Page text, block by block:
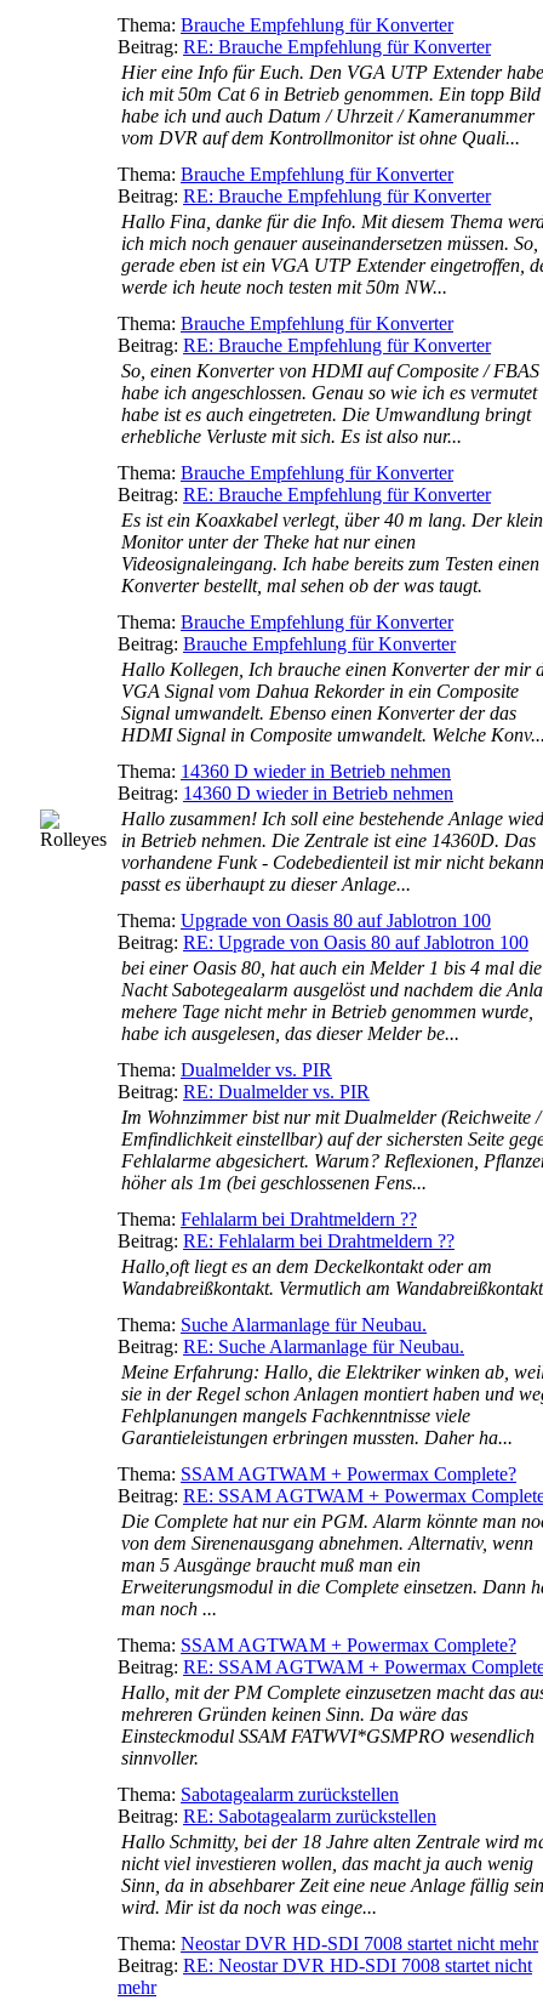
Thema: Brauche Empfehlung für Konverter
Beitrag: RE: Brauche Empfehlung für Konverter
Hier eine Info für Euch. Den VGA UTP Extender habe
ich mit 50m Cat 6 in Betrieb genommen. Ein topp Bild
habe ich und auch Datum / Uhrzeit / Kameranummer
vom DVR auf dem Kontrollmonitor ist ohne Quali...
Thema: Brauche Empfehlung für Konverter
Beitrag: RE: Brauche Empfehlung für Konverter
Hallo Fina, danke für die Info. Mit diesem Thema
ich mich noch genauer auseinandersetzen müssen. So,
gerade eben ist ein VGA UTP Extender eingetroffen,
werde ich heute noch testen mit 50m NW...
Thema: Brauche Empfehlung für Konverter
Beitrag: RE: Brauche Empfehlung für Konverter
So, einen Konverter von HDMI auf Composite / FBAS
habe ich angeschlossen. Genau so wie ich es vermutet
habe ist es auch eingetreten. Die Umwandlung bringt
erhebliche Verluste mit sich. Es ist also nur...
Thema: Brauche Empfehlung für Konverter
Beitrag: RE: Brauche Empfehlung für Konverter
Es ist ein Koaxkabel verlegt, über 40 m lang. Der
Monitor unter der Theke hat nur einen
Videosignaleingang. Ich habe bereits zum Testen einen
Konverter bestellt, mal sehen ob der was taugt.
Thema: Brauche Empfehlung für Konverter
Beitrag: Brauche Empfehlung für Konverter
Hallo Kollegen, Ich brauche einen Konverter der mir
VGA Signal vom Dahua Rekorder in ein Composite
Signal umwandelt. Ebenso einen Konverter der das
HDMI Signal in Composite umwandelt. Welche
Thema: 14360 D wieder in Betrieb nehmen
Beitrag: 14360 D wieder in Betrieb nehmen
Hallo zusammen! Ich soll eine bestehende Anlage
in Betrieb nehmen. Die Zentrale ist eine 14360D. Das
vorhandene Funk - Codebedienteil ist mir nicht
passt es überhaupt zu dieser Anlage...
Thema: Upgrade von Oasis 80 auf Jablotron 100
Beitrag: RE: Upgrade von Oasis 80 auf Jablotron 100
bei einer Oasis 80, hat auch ein Melder 1 bis 4 mal die
Nacht Sabotegealarm ausgelöst und nachdem die
mehere Tage nicht mehr in Betrieb genommen wurde,
habe ich ausgelesen, das dieser Melder be...
Thema: Dualmelder vs. PIR
Beitrag: RE: Dualmelder vs. PIR
Im Wohnzimmer bist nur mit Dualmelder (Reichweite /
Emfindlichkeit einstellbar) auf der sichersten Seite
Fehlalarme abgesichert. Warum? Reflexionen,
höher als 1m (bei geschlossenen Fens...
Thema: Fehlalarm bei Drahtmeldern ??
Beitrag: RE: Fehlalarm bei Drahtmeldern ??
Hallo,oft liegt es an dem Deckelkontakt oder am
Wandabreißkontakt. Vermutlich am
Thema: Suche Alarmanlage für Neubau.
Beitrag: RE: Suche Alarmanlage für Neubau.
Meine Erfahrung: Hallo, die Elektriker winken ab,
sie in der Regel schon Anlagen montiert haben und
Fehlplanungen mangels Fachkenntnisse viele
Garantieleistungen erbringen mussten. Daher ha...
Thema: SSAM AGTWAM + Powermax Complete?
Beitrag: RE: SSAM AGTWAM + Powermax
Die Complete hat nur ein PGM. Alarm könnte man
von dem Sirenenausgang abnehmen. Alternativ, wenn
man 5 Ausgänge braucht muß man ein
Erweiterungsmodul in die Complete einsetzen. Dann
man noch ...
Thema: SSAM AGTWAM + Powermax Complete?
Beitrag: RE: SSAM AGTWAM + Powermax
Hallo, mit der PM Complete einzusetzen macht das
mehreren Gründen keinen Sinn. Da wäre das
Einsteckmodul SSAM FATWVI*GSMPRO wesendlich
sinnvoller.
Thema: Sabotagealarm zurückstellen
Beitrag: RE: Sabotagealarm zurückstellen
Hallo Schmitty, bei der 18 Jahre alten Zentrale wird
nicht viel investieren wollen, das macht ja auch wenig
Sinn, da in absehbarer Zeit eine neue Anlage fällig sein
wird. Mir ist da noch was einge...
Thema: Neostar DVR HD-SDI 7008 startet nicht mehr
Beitrag: RE: Neostar DVR HD-SDI 7008 startet nicht
mehr